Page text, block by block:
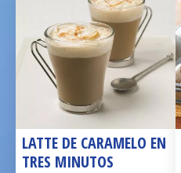
LATTE DE CARAMELO EN
TRES MINUTOS